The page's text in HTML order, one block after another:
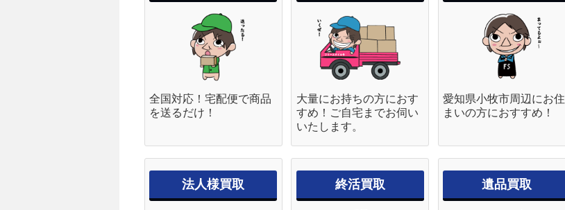
全国対応！宅配便で商品
を送るだけ！
大量にお持ちの方におす
すめ！ご自宅までお伺い
いたします。
愛知県小牧市周辺にお住
まいの方におすすめ！
法人様買取 終活買取 遺品買取